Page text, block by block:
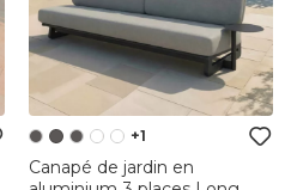
+1
Canapé de jardin en